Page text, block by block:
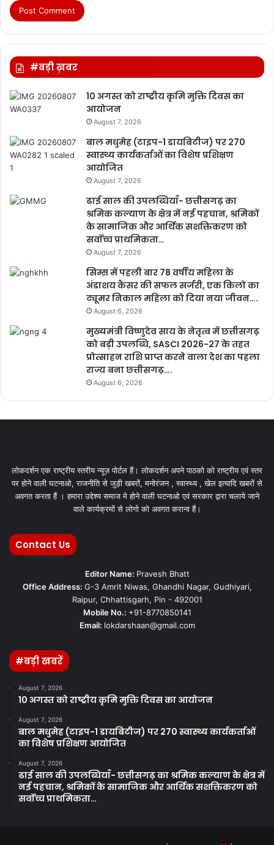
#बड़ी ख़बर
10 अगस्त को राष्ट्रीय कृमि मुक्ति दिवस का
आयोजन
August 7, 2026
बाल मधुमेह (टाइप-1 डायबिटीज) पर 270
स्वास्थ्य कार्यकर्ताओं का विशेष प्रशिक्षण
आयोजित
August 7, 2026
ढाई साल की उपलब्धियाँ- छत्तीसगढ़ का
श्रमिक कल्याण के क्षेत्र में नई पहचान, श्रमिकों
के सामाजिक और आर्थिक सशक्तिकरण को
सर्वाेच्च प्राथमिकता…
August 7, 2026
सिम्स में पहली बार 78 वर्षीय महिला के
अंडाशय कैंसर की सफल सर्जरी, एक किलो का
ट्यूमर निकाल महिला को दिया नया जीवन….
August 6, 2026
मुख्यमंत्री विष्णुदेव साय के नेतृत्व में छत्तीसगढ़
को बड़ी उपलब्धि, SASCI 2026-27 के तहत
प्रोत्साहन राशि प्राप्त करने वाला देश का पहला
राज्य बना छत्तीसगढ़….
August 6, 2026
लोकदर्शन एक राष्ट्रीय स्तरीय न्यूज़ पोर्टल हैं। लोकदर्शन अपने पाठको को राष्ट्रीय एवं स्तर
पर होने वाली घटनाओ, राजनीति से जुड़ी खबरों, मनोरंजन , स्वास्थ्य , खेल इत्यादि खबरों से
अवगत करता हैं । हमारा उद्देश्य समाज मे होने वाली घटनाओ एवं सरकार द्वारा चलाये जाने
वाले कार्यक्रमों से लोगो को अवगत कराना हैं।
Contact Us
Editor Name: Pravesh Bhatt
Office Address: G-3 Amrit Niwas, Ghandhi Nagar, Gudhiyari,
Raipur, Chhattisgarh, Pin - 492001
Mobile No.: +91-8770850141
Email: lokdarshaan@gmail.com
#बड़ी खबरें
August 7, 2026
10 अगस्त को राष्ट्रीय कृमि मुक्ति दिवस का आयोजन
August 7, 2026
बाल मधुमेह (टाइप-1 डायबिटीज) पर 270 स्वास्थ्य कार्यकर्ताओं
का विशेष प्रशिक्षण आयोजित
August 7, 2026
ढाई साल की उपलब्धियाँ- छत्तीसगढ़ का श्रमिक कल्याण के क्षेत्र में
नई पहचान, श्रमिकों के सामाजिक और आर्थिक सशक्तिकरण को
सर्वाेच्च प्राथमिकता…